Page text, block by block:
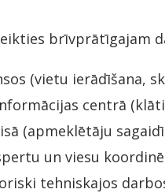
brīvprātīgajam
(vietu ierādīšana,
centrā
(apmeklētāju
un viesu
tehniskajos